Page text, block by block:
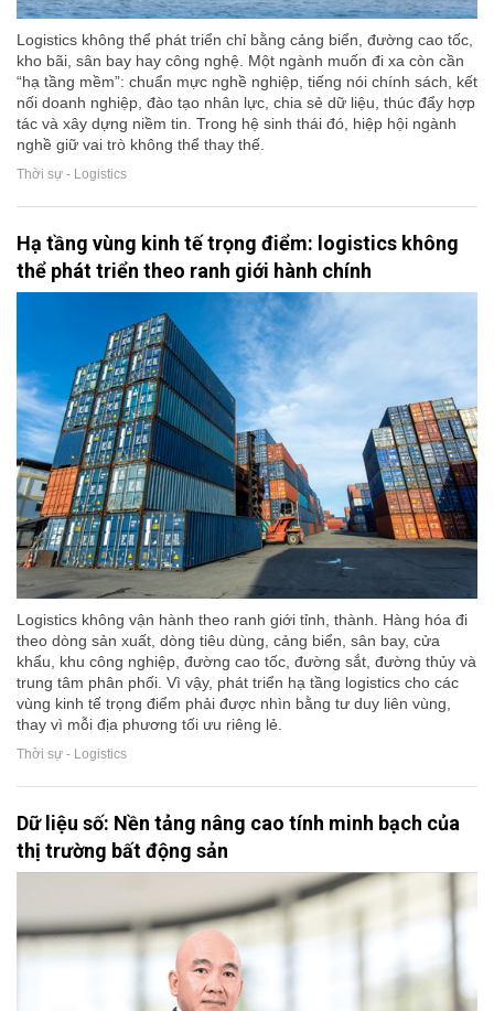
Logistics không thể phát triển chỉ bằng cảng biển, đường cao tốc,
kho bãi, sân bay hay công nghệ. Một ngành muốn đi xa còn cần
“hạ tầng mềm”: chuẩn mực nghề nghiệp, tiếng nói chính sách, kết
nối doanh nghiệp, đào tạo nhân lực, chia sẻ dữ liệu, thúc đẩy hợp
tác và xây dựng niềm tin. Trong hệ sinh thái đó, hiệp hội ngành
nghề giữ vai trò không thể thay thế.
Thời sự - Logistics
Hạ tầng vùng kinh tế trọng điểm: logistics không
thể phát triển theo ranh giới hành chính
Logistics không vận hành theo ranh giới tỉnh, thành. Hàng hóa đi
theo dòng sản xuất, dòng tiêu dùng, cảng biển, sân bay, cửa
khẩu, khu công nghiệp, đường cao tốc, đường sắt, đường thủy và
trung tâm phân phối. Vì vậy, phát triển hạ tầng logistics cho các
vùng kinh tế trọng điểm phải được nhìn bằng tư duy liên vùng,
thay vì mỗi địa phương tối ưu riêng lẻ.
Thời sự - Logistics
Dữ liệu số: Nền tảng nâng cao tính minh bạch của
thị trường bất động sản